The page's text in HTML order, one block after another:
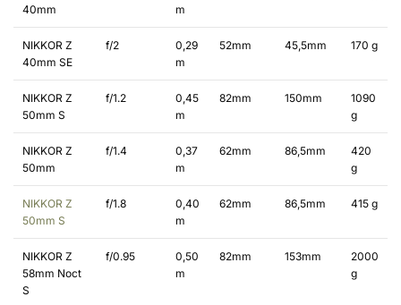
40mm
m
NIKKOR Z
40mm SE
f/2
0,29
m
52mm 45,5mm 170 g
NIKKOR Z
50mm S
f/1.2
0,45
m
82mm 150mm
1090
g
NIKKOR Z
50mm
f/1.4
0,37
m
62mm 86,5mm
420
g
NIKKOR Z
50mm S
f/1.8
0,40
m
62mm 86,5mm 415 g
NIKKOR Z
58mm Noct
S
f/0.95
0,50
m
82mm 153mm
2000
g